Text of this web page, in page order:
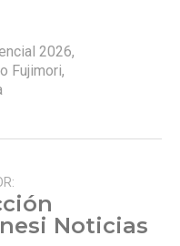
2026,
Fujimori,
Noticias